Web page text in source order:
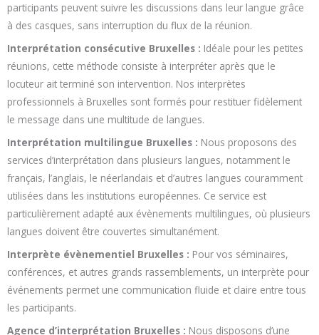
participants peuvent suivre les discussions dans leur langue grâce
à des casques, sans interruption du flux de la réunion.
Interprétation consécutive Bruxelles : Idéale pour les petites
réunions, cette méthode consiste à interpréter après que le
locuteur ait terminé son intervention. Nos interprètes
professionnels à Bruxelles sont formés pour restituer fidèlement
le message dans une multitude de langues.
Interprétation multilingue Bruxelles : Nous proposons des
services d’interprétation dans plusieurs langues, notamment le
français, l’anglais, le néerlandais et d’autres langues couramment
utilisées dans les institutions européennes. Ce service est
particulièrement adapté aux évènements multilingues, où plusieurs
langues doivent être couvertes simultanément.
Interprète évènementiel Bruxelles : Pour vos séminaires,
conférences, et autres grands rassemblements, un interprète pour
événements permet une communication fluide et claire entre tous
les participants.
Agence d’interprétation Bruxelles : Nous disposons d’une